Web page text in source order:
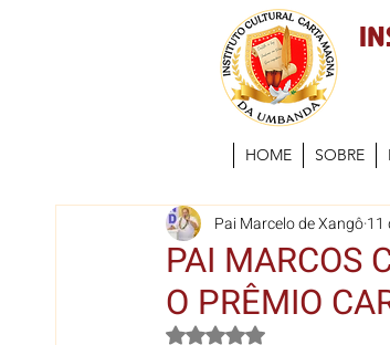
HOME SOBRE
PAI MARCOS
O PRÊMIO
Pai Marcelo de Xangô11
Avaliado com NaN de 5